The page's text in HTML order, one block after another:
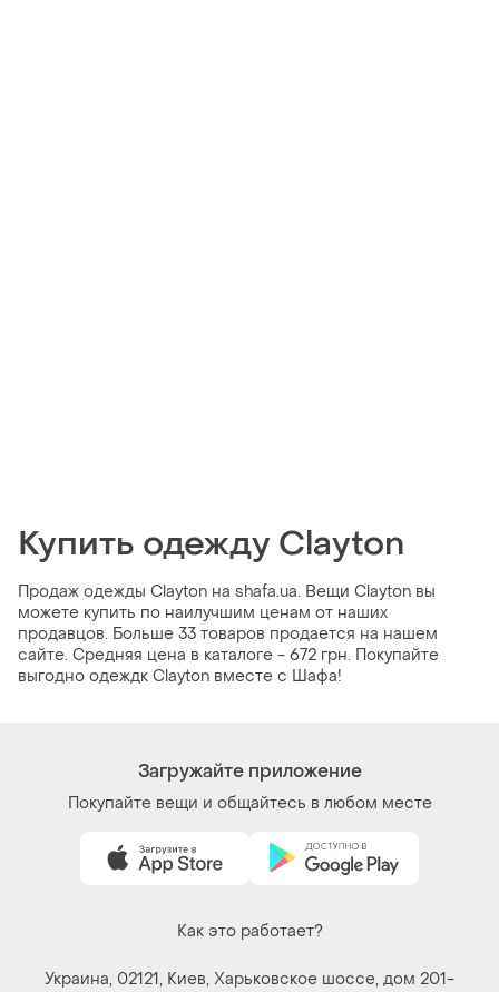
Купить одежду Clayton
Продаж одежды Clayton на shafa.ua. Вещи Clayton вы
можете купить по наилучшим ценам от наших
продавцов. Больше 33 товаров продается на нашем
сайте. Средняя цена в каталоге - 672 грн. Покупайте
выгодно одеждк Clayton вместе с Шафа!
Загружайте приложение
Покупайте вещи и общайтесь в любом месте
Как это работает?
Украина, 02121, Киев, Харьковское шоссе, дом 201-